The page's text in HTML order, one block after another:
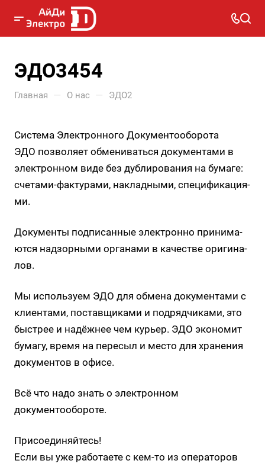
ЭДО3454
Главная — О нас — ЭДО2
Система Электронного Документооборота
ЭДО поз­во­ля­ет об­ме­ни­вать­ся до­ку­мен­та­ми в
элек­трон­ном ви­де без дуб­ли­ро­ва­ния на бу­ма­ге:
сче­та­ми-фак­ту­ра­ми, на­клад­ны­ми, спе­ци­фи­ка­ци­я­
ми.
До­ку­мен­ты под­пи­сан­ные элек­трон­но при­ни­ма­
ют­ся над­зор­ны­ми ор­га­на­ми в ка­че­стве ори­ги­на­
лов.
Мы ис­поль­зу­ем ЭДО для об­ме­на до­ку­мен­та­ми с
кли­ен­та­ми, по­став­щи­ка­ми и под­ряд­чи­ка­ми, это
быст­рее и на­дёж­нее чем ку­рьер. ЭДО эко­но­мит
бу­ма­гу, вре­мя на пе­ре­сыл и ме­сто для хра­не­ния
до­ку­мен­тов в офи­се.
Всё что надо знать о электронном
документообороте.
Присоединяйтесь!
Ес­ли вы уже ра­бо­та­е­те с кем-то из опе­ра­то­ров